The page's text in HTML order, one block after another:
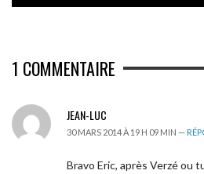
1 COMMENTAIRE
JEAN-LUC
30 MARS 2014 À 19 H 09 MIN —
Bravo Eric, après Verzé ou